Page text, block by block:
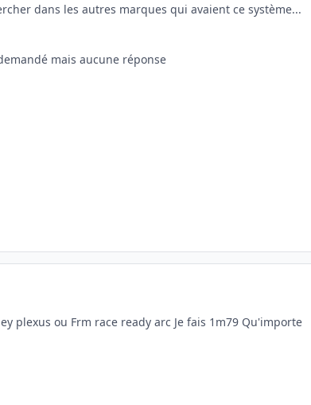
dans les autres marques qui avaient ce système...
mais aucune réponse
plexus ou Frm race ready arc Je fais 1m79 Qu'importe